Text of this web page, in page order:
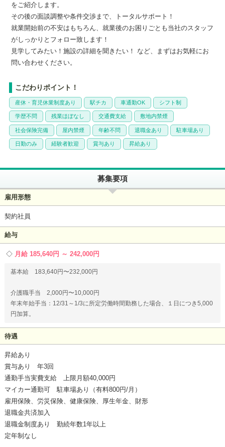
をご紹介します。
その後の面談調整や条件交渉まで、トータルサポート！
就業開始前の不安はもちろん、就業後のお困りごとも当社のスタッフ
がしっかりとフォロー致します！
見学してみたい！施設の詳細を聞きたい！ など、まずはお気軽にお
問い合わせください。
こだわりポイント！
産休・育児休業制度あり 駅チカ 車通勤OK シフト制
学歴不問 残業ほぼなし 交通費支給 敷地内禁煙
社会保険完備 屋内禁煙 年齢不問 退職金あり 駐車場あり
日勤のみ 経験者歓迎 賞与あり 昇給あり
募集要項
雇用形態
契約社員
給与
月給 185,640円 ～ 242,000円
基本給 183,640円〜232,000円
介護職手当 2,000円〜10,000円
年末年始手当：12/31～1/3に所定労働時間勤務した場合、１日につき5,000
円加算。
待遇
昇給あり
賞与あり 年3回
通勤手当実費支給 上限月額40,000円
マイカー通勤可 駐車場あり（有料800円/月）
雇用保険、労災保険、健康保険、厚生年金、財形
退職金共済加入
退職金制度あり 勤続年数1年以上
定年制なし